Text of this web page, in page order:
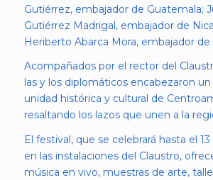
Gutiérrez, embajador de Guatemala;
Gutiérrez Madrigal, embajador de
Heriberto Abarca Mora, embajador de
Acompañados por el rector del
las y los diplomáticos encabezaron
unidad histórica y cultural de
resaltando los lazos que unen a la
El festival, que se celebrará hasta el
en las instalaciones del Claustro,
música en vivo, muestras de arte,